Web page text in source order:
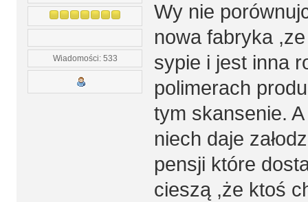
Wiadomości: 533
Wy nie
nowa fabryka
sypie i jest inna
polimerach
tym skansenie.
niech daje
pensji które
cieszą ,że ktoś